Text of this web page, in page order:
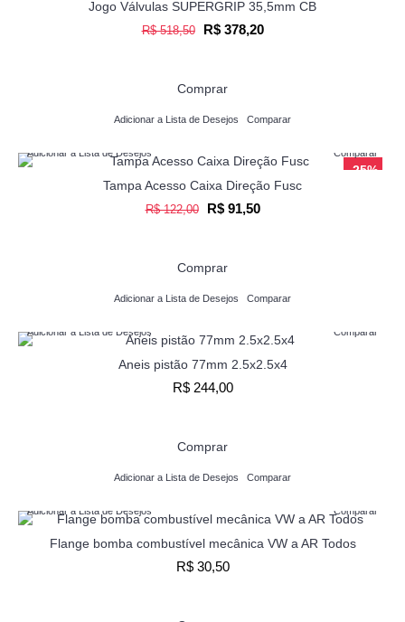
Jogo Válvulas SUPERGRIP 35,5mm CB
R$ 518,50 R$ 378,20
Comprar
Adicionar a Lista de Desejos Comparar
-25%
Adicionar a Lista de Desejos Comparar
Tampa Acesso Caixa Direção Fusc
R$ 122,00 R$ 91,50
Comprar
Adicionar a Lista de Desejos Comparar
Adicionar a Lista de Desejos Comparar
Aneis pistão 77mm 2.5x2.5x4
R$ 244,00
Comprar
Adicionar a Lista de Desejos Comparar
Adicionar a Lista de Desejos Comparar
Flange bomba combustível mecânica VW a AR Todos
R$ 30,50